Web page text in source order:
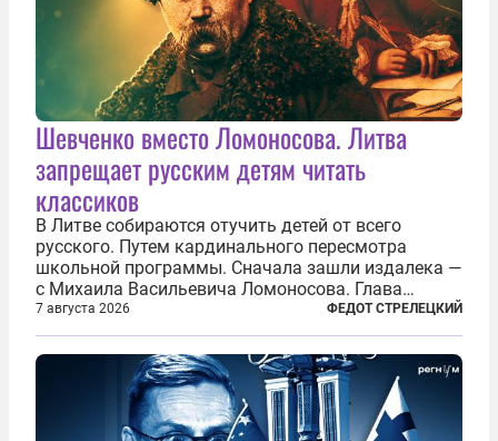
Шевченко вместо Ломоносова. Литва
запрещает русским детям читать
классиков
В Литве собираются отучить детей от всего
русского. Путем кардинального пересмотра
школьной программы. Сначала зашли издалека —
с Михаила Васильевича Ломоносова. Глава
правительства Литвы Миндаугас Синкявичюс
предложил исключить его тексты из программ
общего образования. Мотивировал он это тем,
7 августа 2026 ФЕДОТ СТРЕЛЕЦКИЙ